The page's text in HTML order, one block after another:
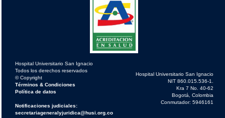
Hospital Universitario San Ignacio
Todos los derechos reservados
© Copyright
Términos & Condiciones
Política de datos
Notificaciones judiciales:
secretariageneralyjuridica@husi.org.co
Hospital Universitario San Ignacio
NIT 860.015.536-1.
Kra 7 No. 40-62
Bogotá, Colombia
Conmutador: 5946161